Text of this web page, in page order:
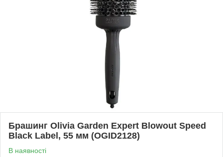
Брашинг Olivia Garden Expert Blowout Speed
Black Label, 55 мм (OGID2128)
В наявності